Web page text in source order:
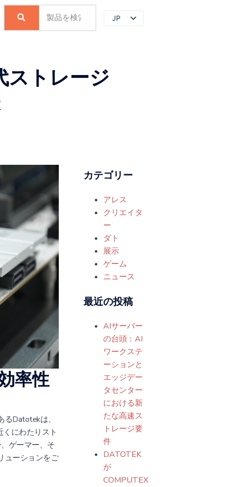
JP
ストレージ
率性
Datotekは、
にわたりスト
ゲーマー、そ
ューションをご
カテゴリー
アレス
クリエイタ
ー
ダト
展示
ゲーム
ニュース
最近の投稿
AIサーバー
の台頭：AI
ワークステ
ーションと
エッジデー
タセンター
における新
たな高速ス
トレージ要
件
DATOTEK
が
COMPUTEX